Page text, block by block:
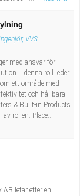
VVS
med ansvar för
I denna roll leder
ett område med
och hållbara
& Built-in Products
rollen. Place...
AB letar efter en